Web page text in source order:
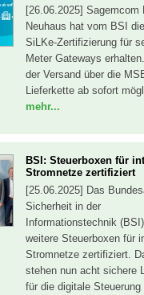
[26.06.2025] Sagemcom
Neuhaus hat vom BSI
SiLKe-Zertifizierung für
Meter Gateways
der Versand über die
Lieferkette ab sofort
mehr...
BSI: Steuerboxen für
Stromnetze zertifiziert
[25.06.2025] Das
Sicherheit in der
Informationstechnik
weitere Steuerboxen für
Stromnetze zertifiziert.
stehen nun acht sichere
für die digitale Steuerung